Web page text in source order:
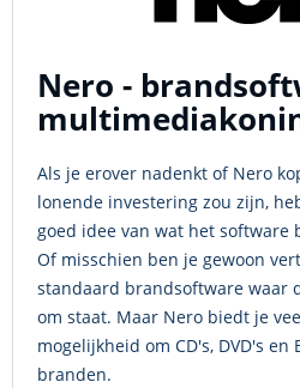
Nero -
Als je erover nadenkt of Nero
lonende investering zou zijn,
goed idee van wat het
Of misschien ben je gewoon
standaard brandsoftware waar
om staat. Maar Nero biedt je
mogelijkheid om CD's, DVD's en
branden.